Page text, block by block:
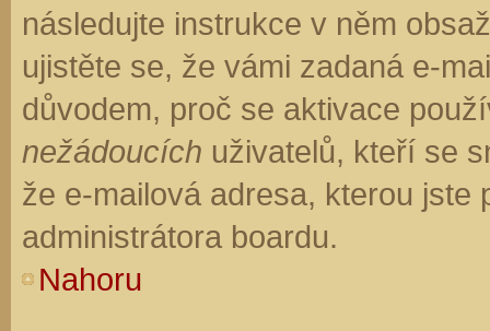
následujte instrukce v něm
ujistěte se, že vámi zadaná e-
důvodem, proč se aktivace
nežádoucích uživatelů, kteří se
že e-mailová adresa, kterou jste
administrátora boardu.
Nahoru